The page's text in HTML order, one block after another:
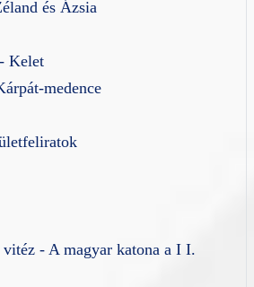
és Ázsia
Kelet
medence
- A magyar katona a I I.